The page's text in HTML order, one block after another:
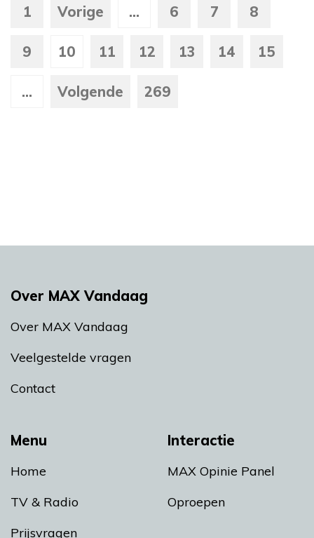
1 Vorige ... 6 7 8
9 10 11 12 13 14 15
... Volgende 269
Menu
Home
TV & Radio
Prijsvragen
Interactie
MAX Opinie Panel
Oproepen
Over MAX Vandaag
Over MAX Vandaag
Veelgestelde vragen
Contact